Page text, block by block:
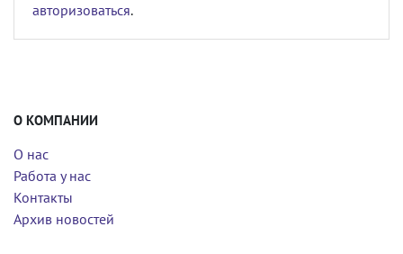
авторизоваться.
О КОМПАНИИ
О нас
Работа у нас
Контакты
Архив новостей